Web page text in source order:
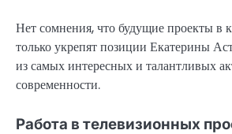
Нет сомнения, что будущие проекты в
только укрепят позиции Екатерины
из самых интересных и талантливых
современности.
Работа в телевизионных